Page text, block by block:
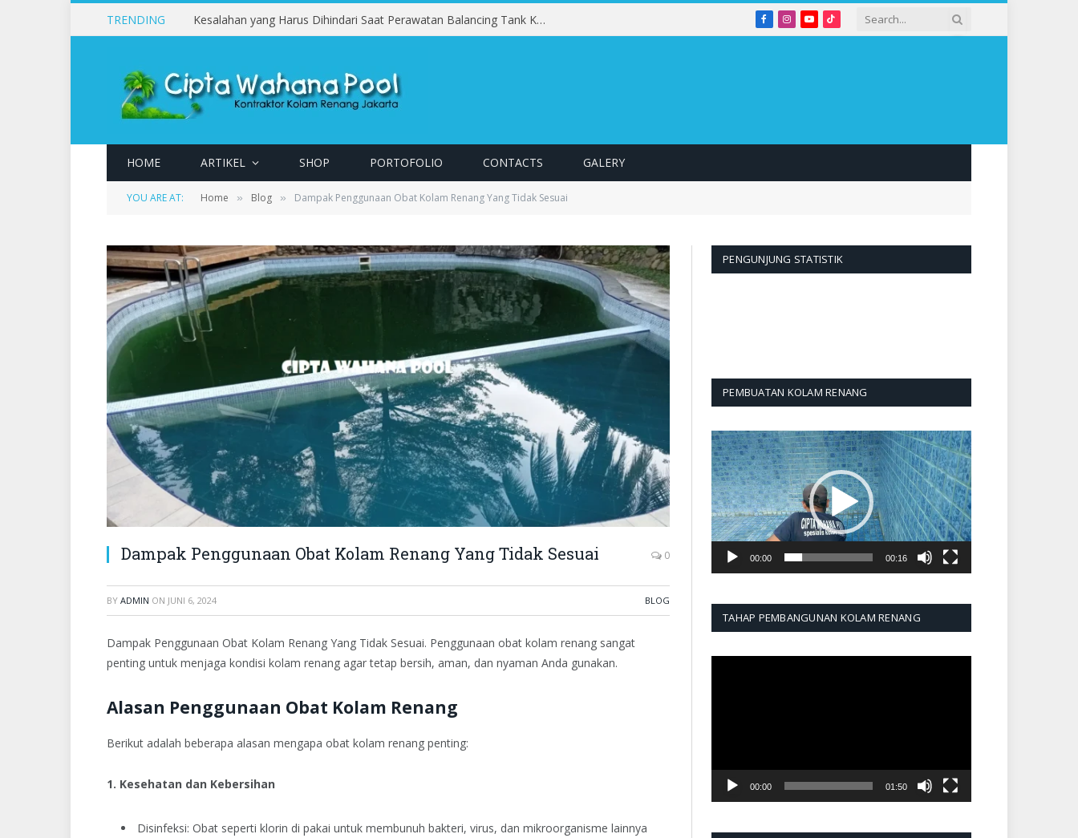
TRENDING Kesalahan yang Harus Dihindari Saat Perawatan Balancing Tank Kolam Renang Facebook
Instagram
YouTubeTikTok
HOME ARTIKEL SHOP PORTOFOLIO CONTACTS GALERY
YOU ARE AT: Home » Blog » Dampak Penggunaan Obat Kolam Renang Yang Tidak Sesuai
Dampak Penggunaan Obat Kolam Renang Yang Tidak Sesuai 0
BY ADMIN ON JUNI 6, 2024 BLOG
Dampak Penggunaan Obat Kolam Renang Yang Tidak Sesuai. Penggunaan obat kolam renang sangat
penting untuk menjaga kondisi kolam renang agar tetap bersih, aman, dan nyaman Anda gunakan.
Alasan Penggunaan Obat Kolam Renang
Berikut adalah beberapa alasan mengapa obat kolam renang penting:
1. Kesehatan dan Kebersihan
Disinfeksi: Obat seperti klorin di pakai untuk membunuh bakteri, virus, dan mikroorganisme lainnya
PENGUNJUNG STATISTIK
PEMBUATAN KOLAM RENANG
Pemutar
Video
00:00 00:16
TAHAP PEMBANGUNAN KOLAM RENANG
00:00 01:50